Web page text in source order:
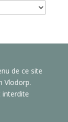
de ce site
Vlodorp.
interdite